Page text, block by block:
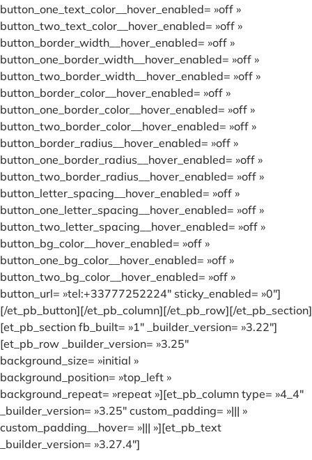
button_one_text_color__hover_enabled= »off »
button_two_text_color__hover_enabled= »off »
button_border_width__hover_enabled= »off »
button_one_border_width__hover_enabled= »off »
button_two_border_width__hover_enabled= »off »
button_border_color__hover_enabled= »off »
button_one_border_color__hover_enabled= »off »
button_two_border_color__hover_enabled= »off »
button_border_radius__hover_enabled= »off »
button_one_border_radius__hover_enabled= »off »
button_two_border_radius__hover_enabled= »off »
button_letter_spacing__hover_enabled= »off »
button_one_letter_spacing__hover_enabled= »off »
button_two_letter_spacing__hover_enabled= »off »
button_bg_color__hover_enabled= »off »
button_one_bg_color__hover_enabled= »off »
button_two_bg_color__hover_enabled= »off »
button_url= »tel:+33777252224″ sticky_enabled= »0″]
[/et_pb_button][/et_pb_column][/et_pb_row][/et_pb_section]
[et_pb_section fb_built= »1″ _builder_version= »3.22″]
[et_pb_row _builder_version= »3.25″
background_size= »initial »
background_position= »top_left »
background_repeat= »repeat »][et_pb_column type= »4_4″
_builder_version= »3.25″ custom_padding= »||| »
custom_padding__hover= »||| »][et_pb_text
_builder_version= »3.27.4″]